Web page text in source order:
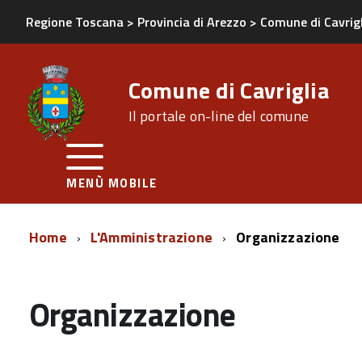
Regione Toscana > Provincia di Arezzo > Comune di
Comune di Cavriglia
Il portale on-line del comune
MENÙ MOBILE
Home L'Amministrazione Organizzazione
Organizzazione